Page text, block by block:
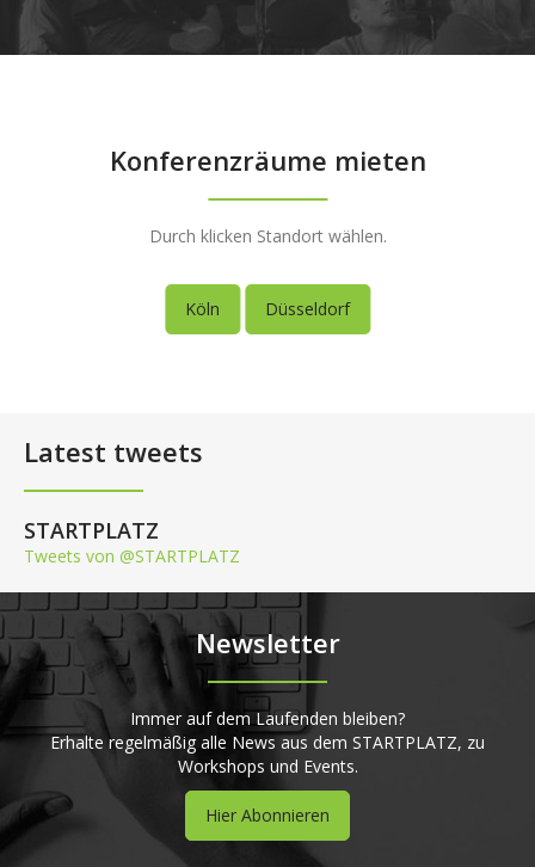
Konferenzräume mieten
Durch klicken Standort wählen.
Köln Düsseldorf
Latest tweets
STARTPLATZ
Tweets von @STARTPLATZ
Newsletter
Immer auf dem Laufenden bleiben?
Erhalte regelmäßig alle News aus dem STARTPLATZ, zu
Workshops und Events.
Hier Abonnieren